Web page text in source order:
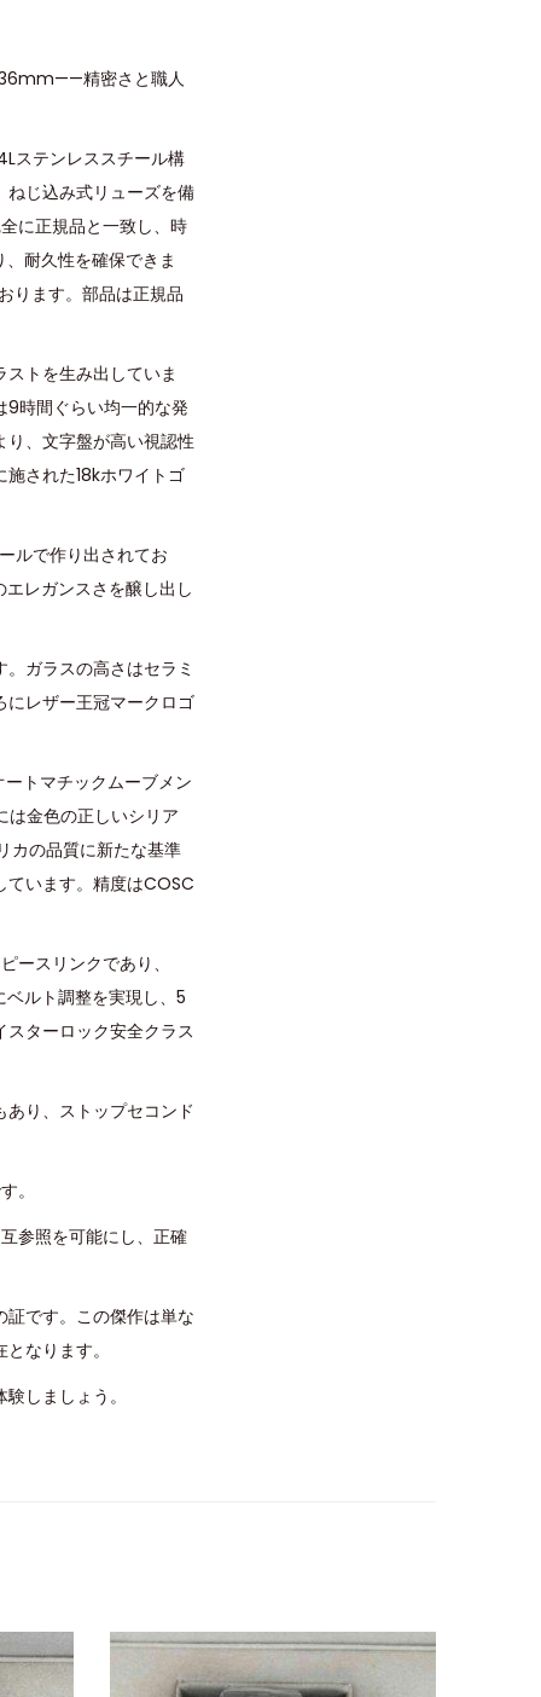
36mm——精密さと職人
ステンレススチール構
ねじ込み式リューズを備
に正規品と一致し、時
耐久性を確保できま
ります。部品は正規品
トを生み出していま
9時間ぐらい均一的な発
り、文字盤が高い視認性
された18kホワイトゴ
ルで作り出されてお
レガンスさを醸し出し
ガラスの高さはセラミ
レザー王冠マークロゴ
トマチックムーブメン
は金色の正しいシリア
カの品質に新たな基準
ています。精度はCOSC
スリンクであり、
ルト調整を実現し、5
ターロック安全クラス
り、ストップセコンド
。
参照を可能にし、正確
です。この傑作は単な
なります。
しましょう。